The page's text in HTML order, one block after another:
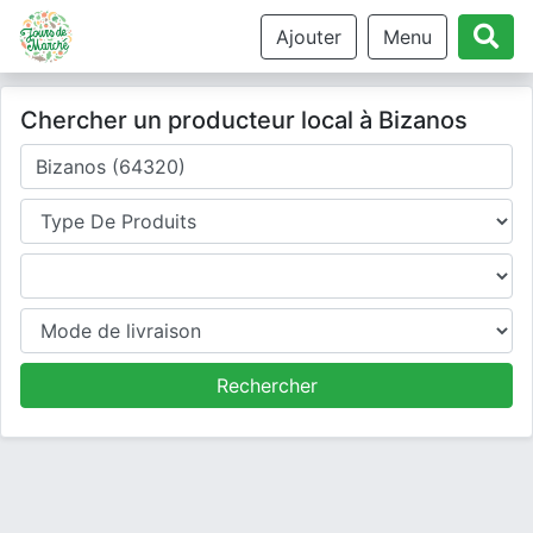
Ajouter Menu
Chercher un producteur local à Bizanos
Où cherchez-vous un producteur ?
Type de produits
Produits
Mode de livraison
Rechercher